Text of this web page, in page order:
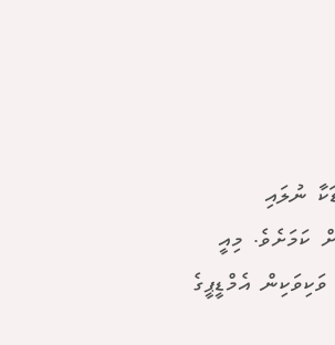
ނުލައި
ކަމަށެވެ. މިއީ
އެމްޑީޕީގެ